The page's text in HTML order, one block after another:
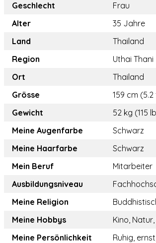
Geschlecht
Frau
Alter
35 Jahre
Land
Thailand
Region
Uthai Thani
Ort
Thailand
Grösse
159 cm
Gewicht
52 kg (115
Meine Augenfarbe
Schwarz
Meine Haarfarbe
Schwarz
Mein Beruf
Mitarbeiter
Ausbildungsniveau
Meine Religion
Meine Hobbys
Kino, Natur,
Meine Persönlichkeit
Ruhig,